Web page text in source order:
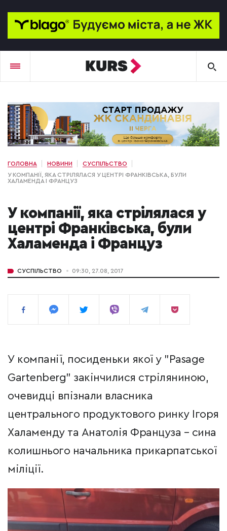
ГОЛОВНА НОВИНИ
СУСПІЛЬСТВО
У КОМПАНІЇ, ЯКА СТРІЛЯЛАСЯ У ЦЕНТРІ ФРАНКІВСЬКА, БУЛИ
ХАЛАМЕНДА І ФРАНЦУЗ
У компанії, яка стрілялася у
центрі Франківська, були
Халаменда і Француз
СУСПІЛЬСТВО 09:30, 27.08, 2017
У компанії, посиденьки якої у "Pasage
Gartenberg" закінчилися стріляниною,
очевидці впізнали власника
центрального продуктового ринку Ігоря
Халаменду та Анатолія Француза – сина
колишнього начальника прикарпатської
міліції.